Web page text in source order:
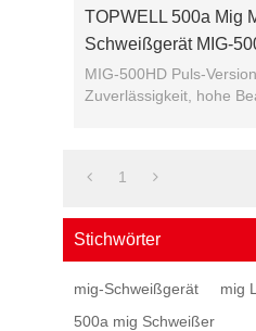
TOPWELL 500a Mig
Schweißgerät MIG-
MIG-500HD Puls-
Zuverlässigkeit, hohe
1
Stichwörter
mig-Schweißgerät
mig
500a mig Schweißer